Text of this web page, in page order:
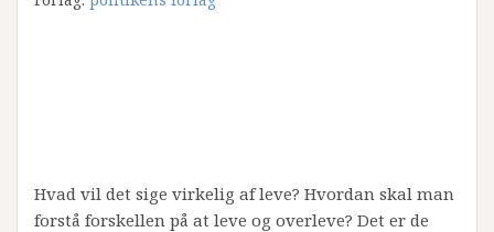
Hvad vil det sige virkelig af leve? Hvordan skal man
forstå forskellen på at leve og overleve? Det er de